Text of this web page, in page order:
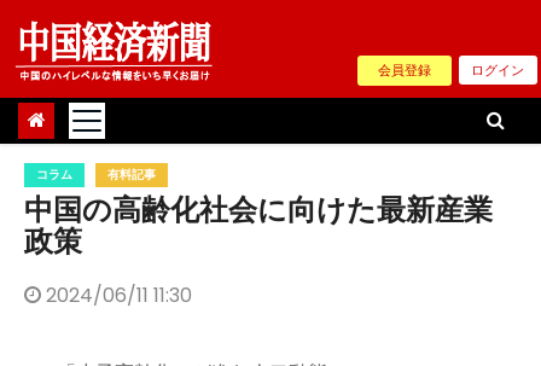
Skip
content
会員登録 ログイン
コラム 有料記事
中国の高齢化社会に向けた最新産業
政策
2024/06/11 11:30